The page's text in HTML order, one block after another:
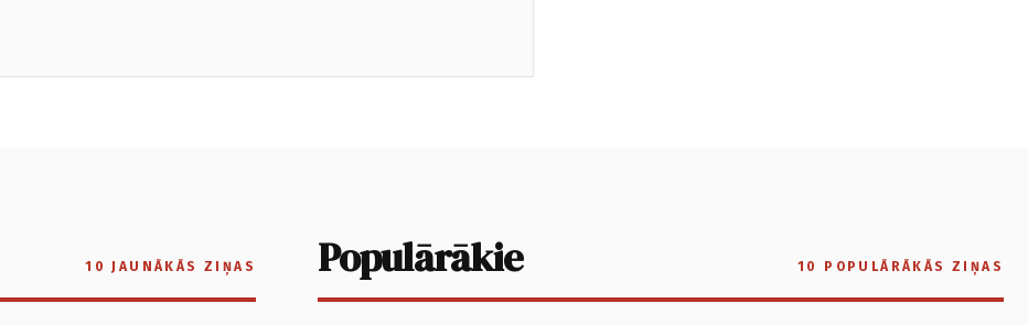
10 JAUNĀKĀS ZIŅAS Populārākie 10 POPULĀRĀKĀS ZIŅAS